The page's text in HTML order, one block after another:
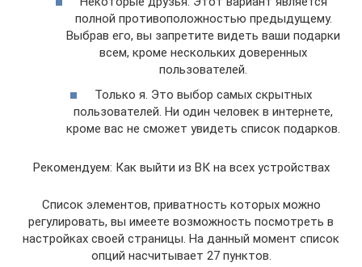
полной противоположностью предыдущему.
Выбрав его, вы запретите видеть ваши подарки
всем, кроме нескольких доверенных
пользователей.
Только я. Это выбор самых скрытных
пользователей. Ни один человек в интернете,
кроме вас не сможет увидеть список подарков.
Рекомендуем: Как выйти из ВК на всех устройствах
Список элементов, приватность которых можно
регулировать, вы имеете возможность посмотреть в
настройках своей страницы. На данный момент список
опций насчитывает 27 пунктов.